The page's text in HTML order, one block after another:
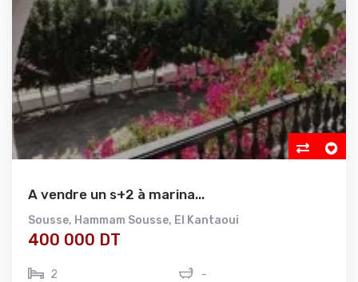
A vendre un s+2 à marina...
Sousse, Hammam Sousse, El Kantaoui
400 000 DT
2
-